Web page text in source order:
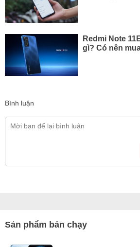
Redmi Note
gì? Có nên
Bình luận
Sản phẩm bán chạy